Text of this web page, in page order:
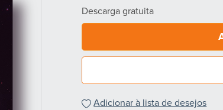
Descarga gratuita
Adicionar à lista de desejos